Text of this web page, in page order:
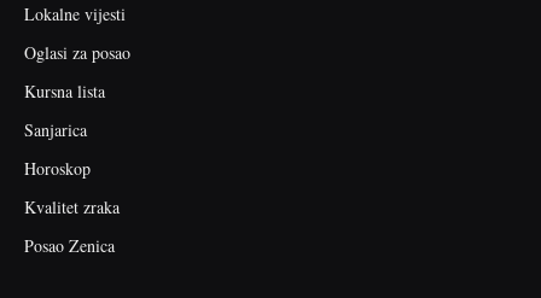
Lokalne vijesti
Oglasi za posao
Kursna lista
Sanjarica
Horoskop
Kvalitet zraka
Posao Zenica